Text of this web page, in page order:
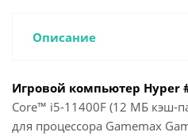
Описание
Игровой компьютер Hyper
Core™ i5-11400F (12 МБ кэш-
для процессора Gamemax